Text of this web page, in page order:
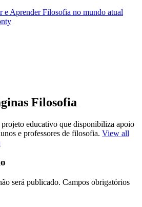
e Aprender Filosofia no mundo atual
Filosofia
educativo que disponibiliza apoio
e professores de filosofia. View all
será publicado. Campos obrigatórios